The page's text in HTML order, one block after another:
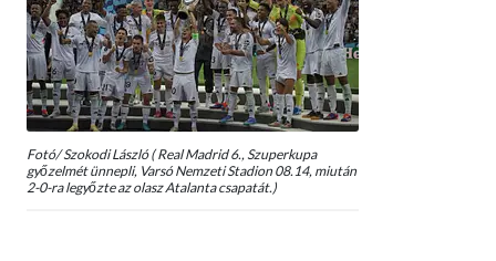
Fotó/ Szokodi László ( Real Madrid 6., Szuperkupa
győzelmét ünnepli, Varsó Nemzeti Stadion 08.14, miután
2-0-ra legyőzte az olasz Atalanta csapatát.)